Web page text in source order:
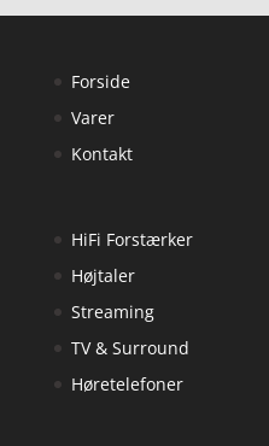
Forside
Varer
Kontakt
HiFi Forstærker
Højtaler
Streaming
TV & Surround
Høretelefoner